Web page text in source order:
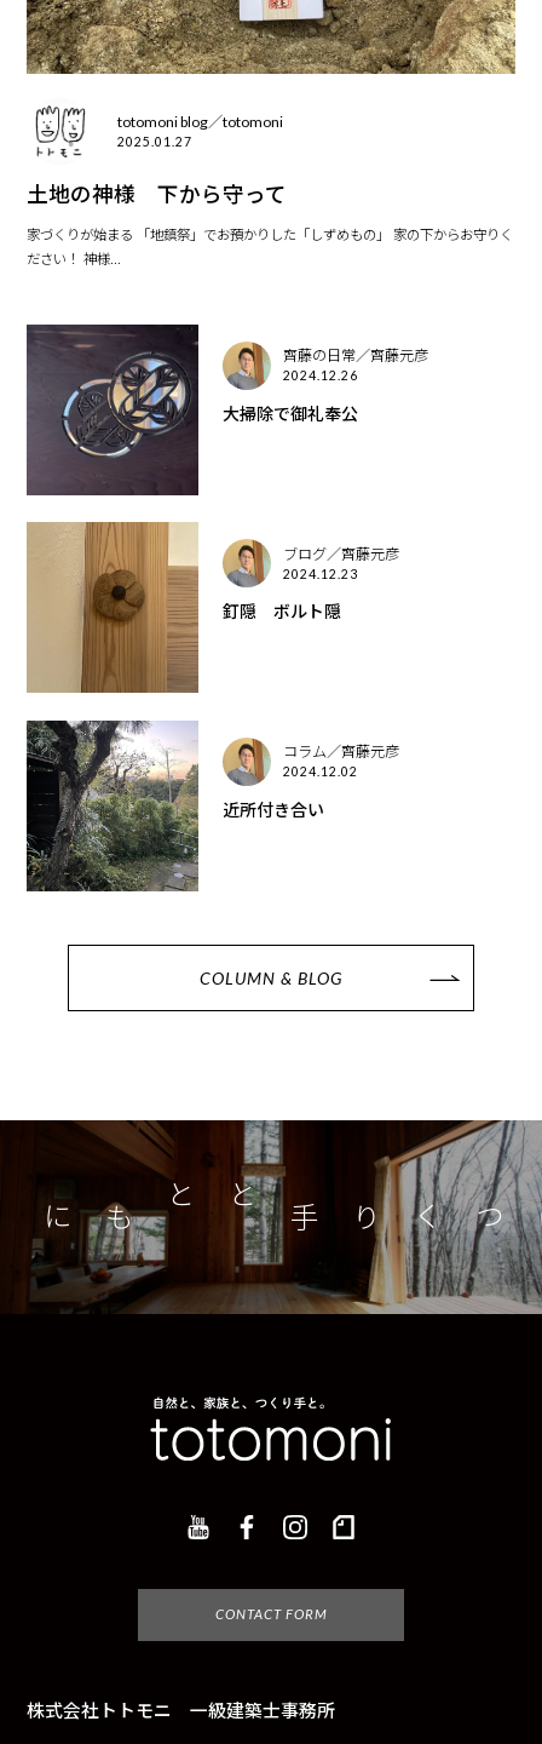
totomoni blog／totomoni
2025.01.27
土地の神様 下から守って
家づくりが始まる 「地鎮祭」でお預かりした「しずめもの」 家の下からお守りく
ださい！ 神様...
齊藤の日常／齊藤元彦
2024.12.26
大掃除で御礼奉公
ブログ／齊藤元彦
2024.12.23
釘隠 ボルト隠
コラム／齊藤元彦
2024.12.02
近所付き合い
COLUMN & BLOG
つくり手とともに
CONTACT FORM
株式会社トトモニ 一級建築士事務所